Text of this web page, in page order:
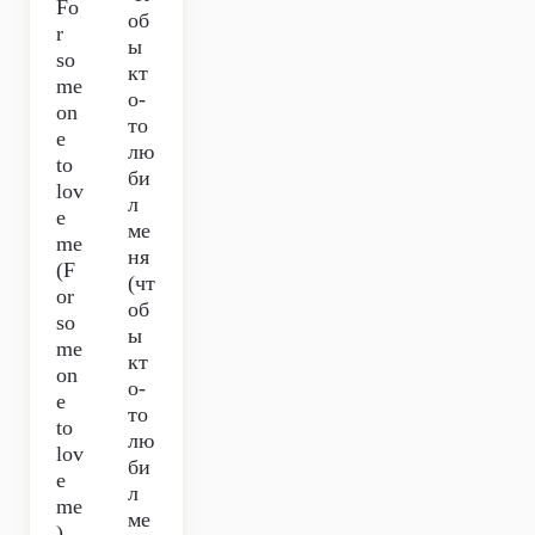
Fo
r
so
me
on
e
to
lov
e
me
(F
or
so
me
on
e
to
lov
e
me
об
ы
кт
о-
то
лю
би
л
ме
ня
(чт
об
ы
кт
о-
то
лю
би
л
ме